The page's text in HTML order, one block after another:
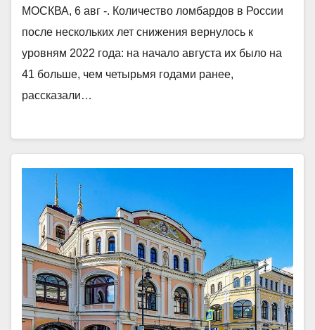
МОСКВА, 6 авг -. Количество ломбардов в России
после нескольких лет снижения вернулось к
уровням 2022 года: на начало августа их было на
41 больше, чем четырьмя годами ранее,
рассказали…